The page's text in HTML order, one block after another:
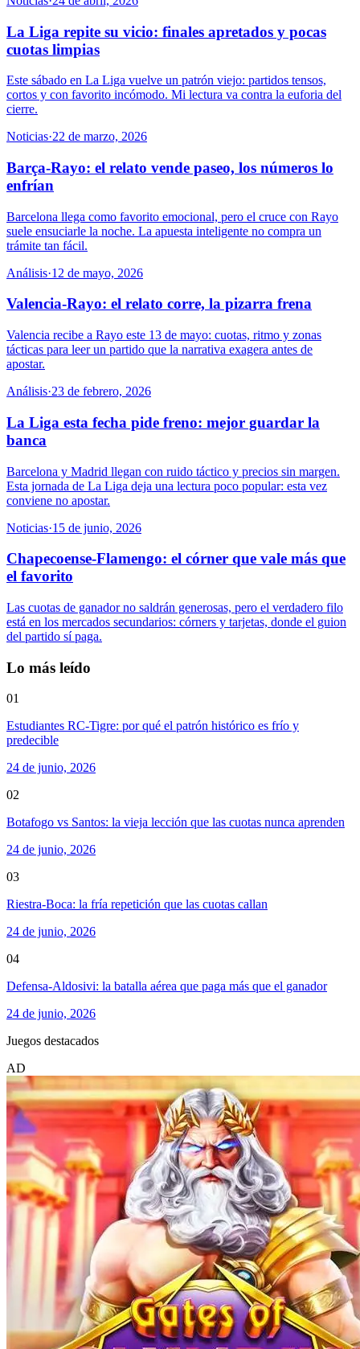
La Liga repite su vicio: finales apretados y pocas
cuotas limpias
Este sábado en La Liga vuelve un patrón viejo: partidos tensos,
cortos y con favorito incómodo. Mi lectura va contra la euforia del
cierre.
Noticias·22 de marzo, 2026
Barça-Rayo: el relato vende paseo, los números lo
enfrían
Barcelona llega como favorito emocional, pero el cruce con Rayo
suele ensuciarle la noche. La apuesta inteligente no compra un
trámite tan fácil.
Análisis·12 de mayo, 2026
Valencia-Rayo: el relato corre, la pizarra frena
Valencia recibe a Rayo este 13 de mayo: cuotas, ritmo y zonas
tácticas para leer un partido que la narrativa exagera antes de
apostar.
Análisis·23 de febrero, 2026
La Liga esta fecha pide freno: mejor guardar la
banca
Barcelona y Madrid llegan con ruido táctico y precios sin margen.
Esta jornada de La Liga deja una lectura poco popular: esta vez
conviene no apostar.
Noticias·15 de junio, 2026
Chapecoense-Flamengo: el córner que vale más que
el favorito
Las cuotas de ganador no saldrán generosas, pero el verdadero filo
está en los mercados secundarios: córners y tarjetas, donde el guion
del partido sí paga.
Lo más leído
01
Estudiantes RC-Tigre: por qué el patrón histórico es frío y
predecible
24 de junio, 2026
02
Botafogo vs Santos: la vieja lección que las cuotas nunca aprenden
24 de junio, 2026
03
Riestra-Boca: la fría repetición que las cuotas callan
24 de junio, 2026
04
Defensa-Aldosivi: la batalla aérea que paga más que el ganador
24 de junio, 2026
Juegos destacados
AD